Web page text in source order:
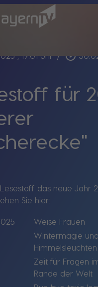
, 19:01 Uhr / play_circle_outline
für
das neue Jahr
Sie hier:
Weise Frauen
Wintermagie und
Himmelsleuchten
Zeit für Fragen
Rande der Welt